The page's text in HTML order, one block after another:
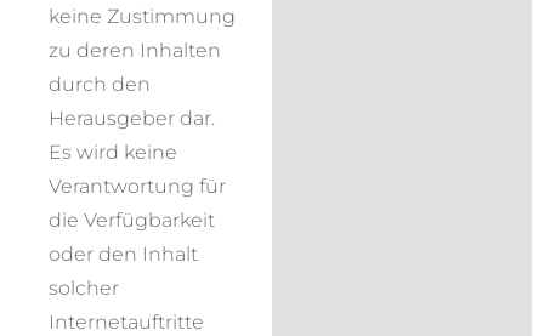
keine Zustimmung
zu deren Inhalten
durch den
Herausgeber dar.
Es wird keine
Verantwortung für
die Verfügbarkeit
oder den Inhalt
solcher
Internetauftritte